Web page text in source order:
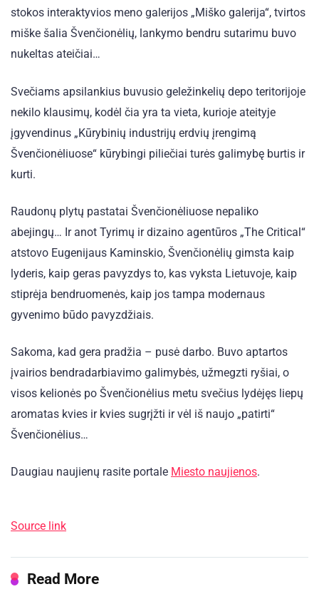
stokos interaktyvios meno galerijos „Miško galerija“, tvirtos
miške šalia Švenčionėlių, lankymo bendru sutarimu buvo
nukeltas ateičiai…
Svečiams apsilankius buvusio geležinkelių depo teritorijoje
nekilo klausimų, kodėl čia yra ta vieta, kurioje ateityje
įgyvendinus „Kūrybinių industrijų erdvių įrengimą
Švenčionėliuose“ kūrybingi piliečiai turės galimybę burtis ir
kurti.
Raudonų plytų pastatai Švenčionėliuose nepaliko
abejingų… Ir anot Tyrimų ir dizaino agentūros „The Critical“
atstovo Eugenijaus Kaminskio, Švenčionėlių gimsta kaip
lyderis, kaip geras pavyzdys to, kas vyksta Lietuvoje, kaip
stiprėja bendruomenės, kaip jos tampa modernaus
gyvenimo būdo pavyzdžiais.
Sakoma, kad gera pradžia – pusė darbo. Buvo aptartos
įvairios bendradarbiavimo galimybės, užmegzti ryšiai, o
visos kelionės po Švenčionėlius metu svečius lydėjęs liepų
aromatas kvies ir kvies sugrįžti ir vėl iš naujo „patirti“
Švenčionėlius…
Daugiau naujienų rasite portale Miesto naujienos.
Source link
Read More